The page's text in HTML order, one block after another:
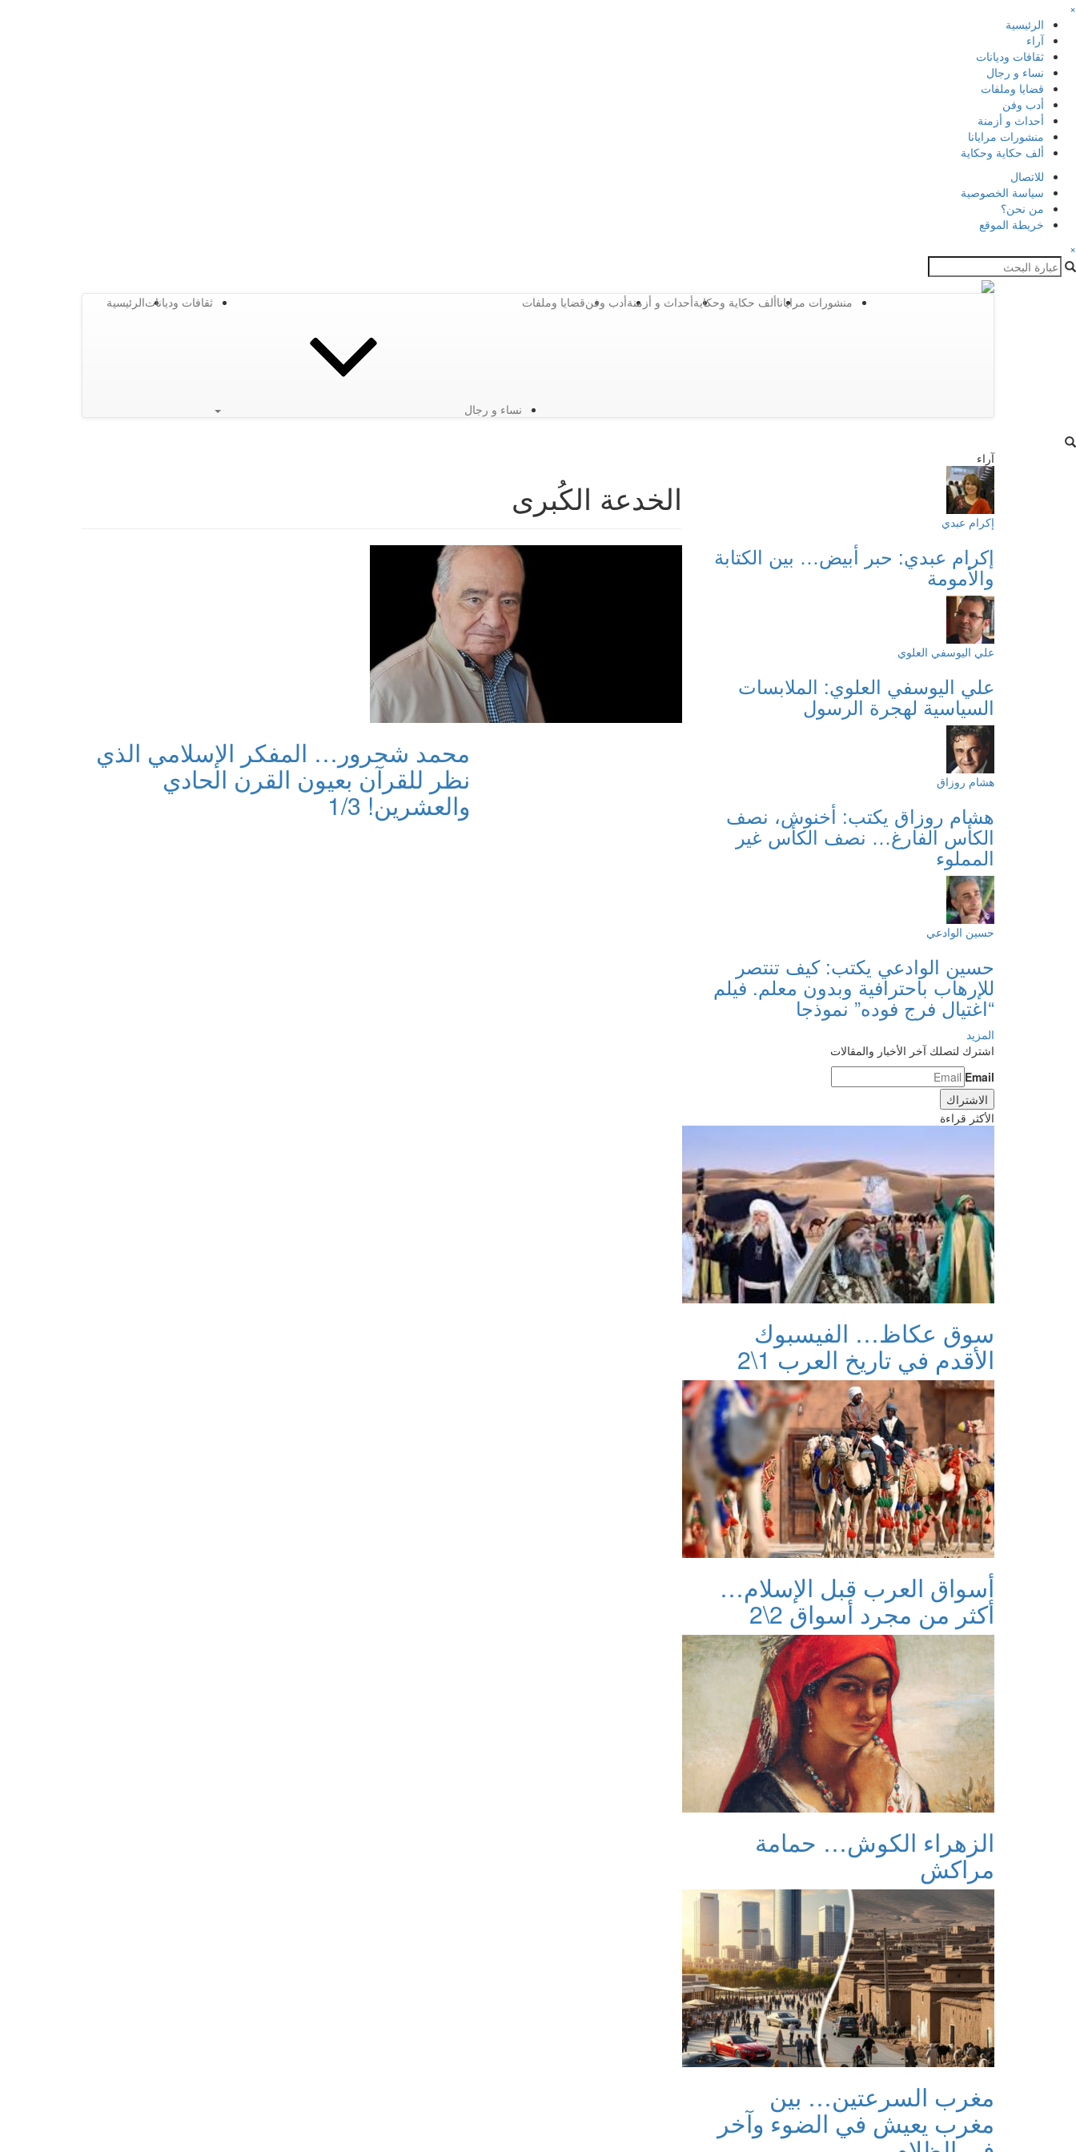
×
الرئيسية
آراء
ثقافات وديانات
نساء و رجال
قضايا وملفات
أدب وفن
أحداث و أزمنة
منشورات مرايانا
ألف حكاية وحكاية
للاتصال
سياسة الخصوصية
من نحن؟
خريطة الموقع
×
الرئيسيةثقافات وديانات
نساء و رجال
قضايا وملفاتأدب وفنأحداث و أزمنةألف حكاية وحكايةمنشورات مرايانا
الخدعة الكُبرى
محمد شحرور… المفكر الإسلامي الذي
نظر للقرآن بعيون القرن الحادي
والعشرين! 1/3
آراء
إكرام عبدي
إكرام عبدي: حبر أبيض… بين الكتابة
والأمومة
علي اليوسفي العلوي
علي اليوسفي العلوي: الملابسات
السياسية لهجرة الرسول
هشام روزاق
هشام روزاق يكتب: أخنوش، نصف
الكأس الفارغ… نصف الكأس غير
المملوء
حسين الوادعي
حسين الوادعي يكتب: كيف تنتصر
للإرهاب باحترافية وبدون معلم. فيلم
“اغتيال فرج فوده” نموذجا
المزيد
اشترك لتصلك آخر الأخبار والمقالات
Email
الأكثر قراءة
سوق عكاظ… الفيسبوك
الأقدم في تاريخ العرب 1\2
أسواق العرب قبل الإسلام…
أكثر من مجرد أسواق 2\2
الزهراء الكوش… حمامة
مراكش
مغرب السرعتين… بين
مغرب يعيش في الضوء وآخر